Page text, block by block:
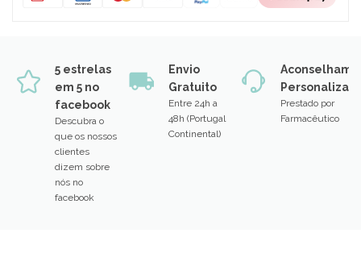
5 estrelas
em 5 no
facebook
Descubra o
que os nossos
clientes
dizem sobre
nós no
facebook
Envio
Gratuito
Entre 24h a
48h (Portugal
Continental)
Prestado por
Farmacêutico